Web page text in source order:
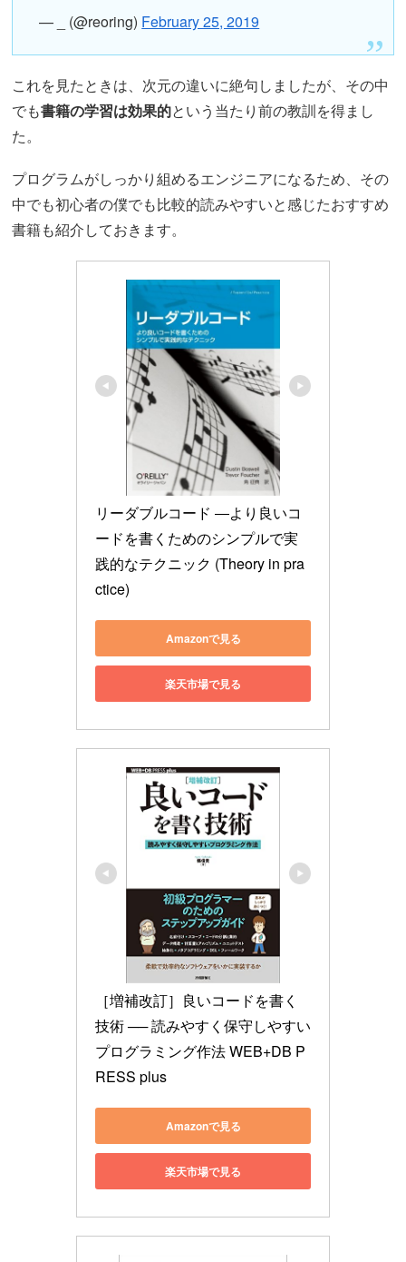
— _ (@reoring) February 25, 2019
これを見たときは、次元の違いに絶句しましたが、その中
でも書籍の学習は効果的という当たり前の教訓を得まし
た。
プログラムがしっかり組めるエンジニアになるため、その
中でも初心者の僕でも比較的読みやすいと感じたおすすめ
書籍も紹介しておきます。
リーダブルコード ―より良いコ
ードを書くためのシンプルで実
践的なテクニック (Theory in pra
ctice)
Amazonで見る
楽天市場で見る
［増補改訂］良いコードを書く
技術 ── 読みやすく保守しやすい
プログラミング作法 WEB+DB P
RESS plus
Amazonで見る
楽天市場で見る